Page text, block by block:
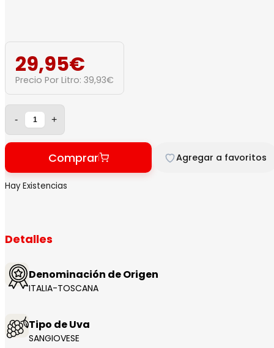
29,95€
Precio Por Litro: 39,93€
- +
Comprar Agregar a favoritos
Hay Existencias
Detalles
Denominación de Origen
ITALIA-TOSCANA
Tipo de Uva
SANGIOVESE